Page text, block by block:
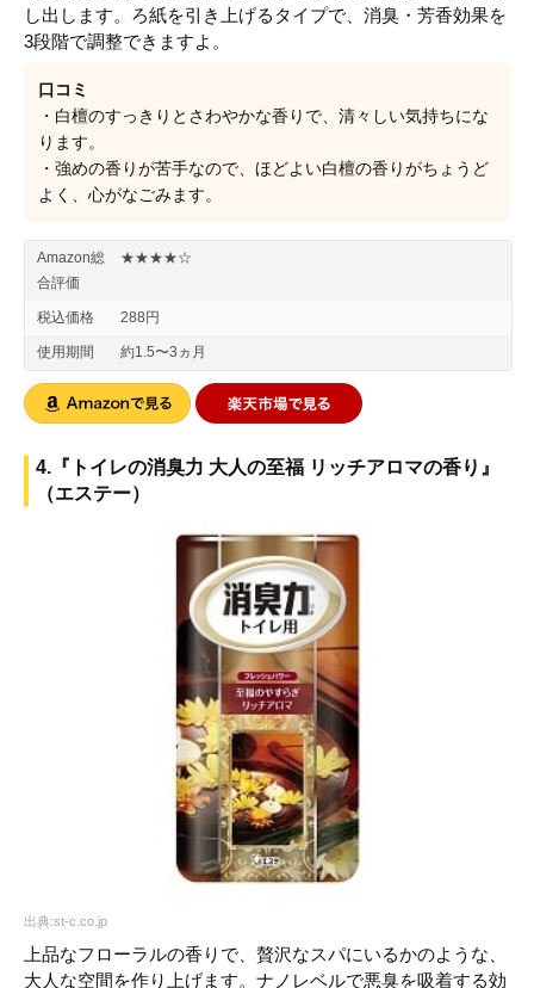
し出します。ろ紙を引き上げるタイプで、消臭・芳香効果を
3段階で調整できますよ。
口コミ
・白檀のすっきりとさわやかな香りで、清々しい気持ちにな
ります。
・強めの香りが苦手なので、ほどよい白檀の香りがちょうど
よく、心がなごみます。
Amazon総
合評価
★★★★☆
税込価格 288円
使用期間 約1.5〜3ヵ月
4.『トイレの消臭力 大人の至福 リッチアロマの香り』
（エステー）
出典:st-c.co.jp
上品なフローラルの香りで、贅沢なスパにいるかのような、
大人な空間を作り上げます。ナノレベルで悪臭を吸着する効